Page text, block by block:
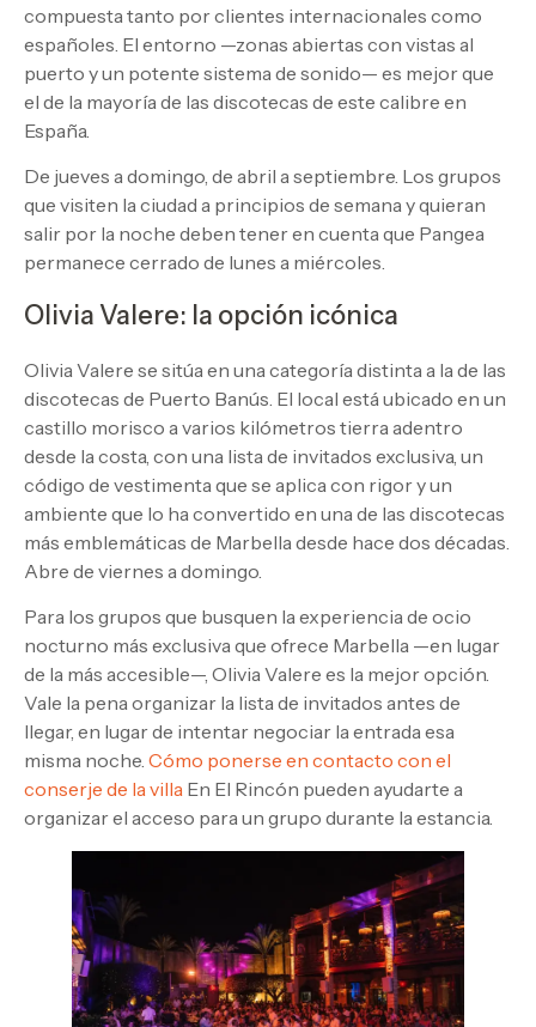
compuesta tanto por clientes internacionales como
españoles. El entorno —zonas abiertas con vistas al
puerto y un potente sistema de sonido— es mejor que
el de la mayoría de las discotecas de este calibre en
España.
De jueves a domingo, de abril a septiembre. Los grupos
que visiten la ciudad a principios de semana y quieran
salir por la noche deben tener en cuenta que Pangea
permanece cerrado de lunes a miércoles.
Olivia Valere: la opción icónica
Olivia Valere se sitúa en una categoría distinta a la de las
discotecas de Puerto Banús. El local está ubicado en un
castillo morisco a varios kilómetros tierra adentro
desde la costa, con una lista de invitados exclusiva, un
código de vestimenta que se aplica con rigor y un
ambiente que lo ha convertido en una de las discotecas
más emblemáticas de Marbella desde hace dos décadas.
Abre de viernes a domingo.
Para los grupos que busquen la experiencia de ocio
nocturno más exclusiva que ofrece Marbella —en lugar
de la más accesible—, Olivia Valere es la mejor opción.
Vale la pena organizar la lista de invitados antes de
llegar, en lugar de intentar negociar la entrada esa
misma noche. Cómo ponerse en contacto con el
conserje de la villa En El Rincón pueden ayudarte a
organizar el acceso para un grupo durante la estancia.